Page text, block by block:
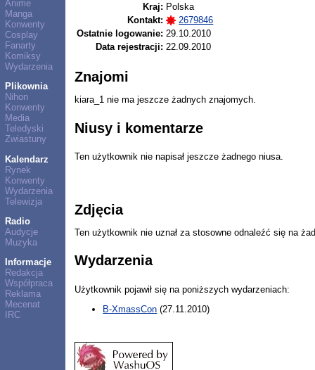
Anime
Manga
Konwenty
Cosplay
Fanarty
Komiksy
Wydarzenia
Plikownia
Nihon
Konwenty
Media
Teledyski
Zwiastuny
Kalendarz
Rynek
Konwenty
Wydarzenia
Telewizja
Radio
Audycje
Muzyka
Informacje
Redakcja
Współpraca
Reklama
Mecenat
IRC
Kraj: Polska
Kontakt:
2679846
Ostatnie logowanie: 29.10.2010
Data rejestracji: 22.09.2010
Znajomi
kiara_1 nie ma jeszcze żadnych znajomych.
Niusy i komentarze
Ten użytkownik nie napisał jeszcze żadnego niusa.
Zdjęcia
Ten użytkownik nie uznał za stosowne odnaleźć się na
Wydarzenia
Użytkownik pojawił się na poniższych wydarzeniach:
B-XmassCon (27.11.2010)